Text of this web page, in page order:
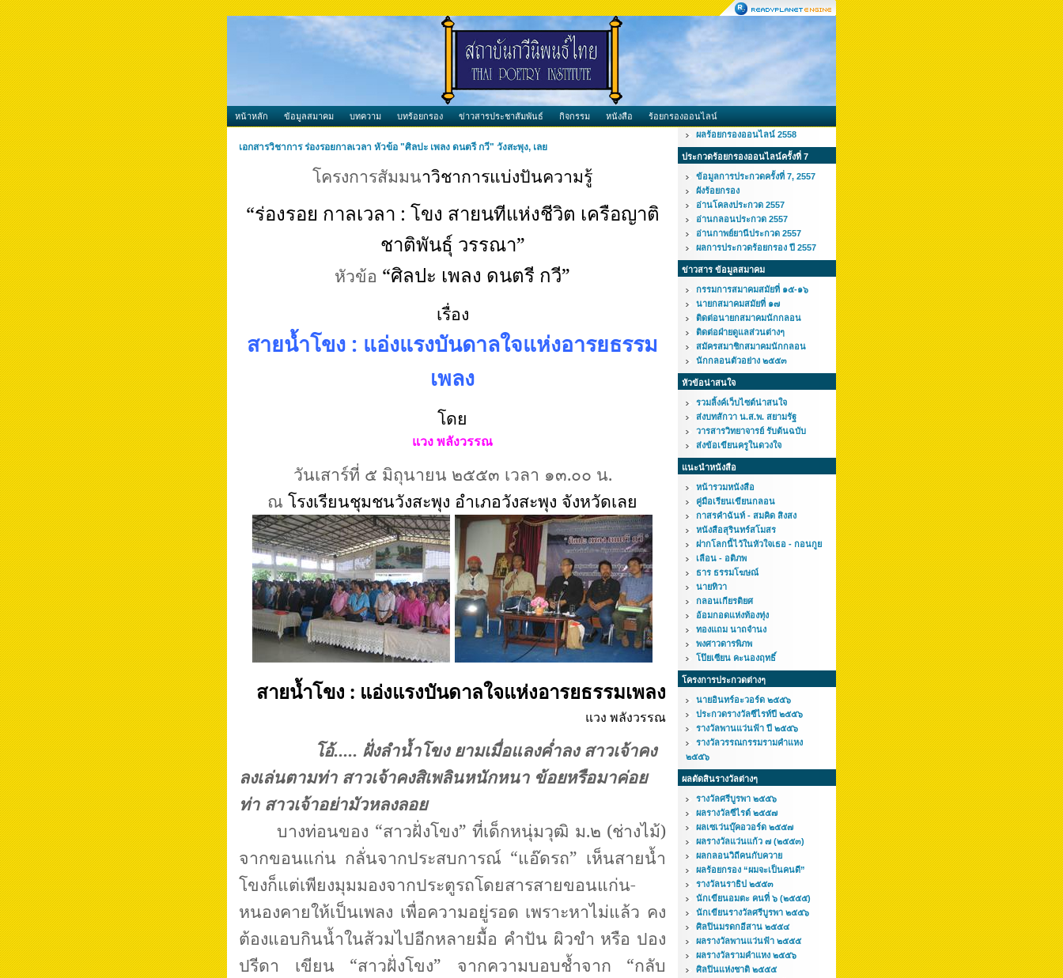
หน้าหลัก ข้อมูลสมาคม บทความ บทร้อยกรอง ข่าวสารประชาสัมพันธ์ กิจกรรม หนังสือ ร้อยกรองออนไลน์
เอกสารวิชาการ ร่องรอยกาลเวลา หัวข้อ "ศิลปะ เพลง ดนตรี กวี" วังสะพุง, เลย
โครงการสัมมนาวิชาการแบ่งปันความรู้
“ร่องรอย กาลเวลา : โขง สายนทีแห่งชีวิต เครือญาติ
ชาติพันธุ์ วรรณา”
หัวข้อ “ศิลปะ เพลง ดนตรี กวี”
เรื่อง
สายน้ำโขง : แอ่งแรงบันดาลใจแห่งอารยธรรม
เพลง
โดย
แวง พลังวรรณ
วันเสาร์ที่ ๕ มิถุนายน ๒๕๕๓ เวลา ๑๓.๐๐ น.
ณ โรงเรียนชุมชนวังสะพุง อำเภอวังสะพุง จังหวัดเลย
สายน้ำโขง : แอ่งแรงบันดาลใจแห่งอารยธรรมเพลง
แวง พลังวรรณ
โอ้..... ฝั่งลำน้ำโขง ยามเมื่อแลงค่ำลง สาวเจ้าคง
ลงเล่นตามท่า สาวเจ้าคงสิเพลินหนักหนา ข้อยหรือมาค่อย
ท่า สาวเจ้าอย่ามัวหลงลอย
บางท่อนของ “สาวฝั่งโขง” ที่เด็กหนุ่มวุฒิ ม.๒ (ช่างไม้)
จากขอนแก่น กลั่นจากประสบการณ์ “แอ๊ดรถ” เห็นสายน้ำ
โขงก็แต่เพียงมุมมองจากประตูรถโดยสารสายขอนแก่น-
หนองคายให้เป็นเพลง เพื่อความอยู่รอด เพราะหาไม่แล้ว คง
ต้องแอบกินน้ำในส้วมไปอีกหลายมื้อ คำปัน ผิวขำ หรือ ปอง
ปรีดา เขียน “สาวฝั่งโขง” จากความบอบช้ำจาก “กลับ
ผลร้อยกรองออนไลน์ 2558
ประกวดร้อยกรองออนไลน์ครั้งที่ 7
ข้อมูลการประกวดครั้งที่ 7, 2557
ผังร้อยกรอง
อ่านโคลงประกวด 2557
อ่านกลอนประกวด 2557
อ่านกาพย์ยานีประกวด 2557
ผลการประกวดร้อยกรอง ปี 2557
ข่าวสาร ข้อมูลสมาคม
กรรมการสมาคมสมัยที่ ๑๕-๑๖
นายกสมาคมสมัยที่ ๑๗
ติดต่อนายกสมาคมนักกลอน
ติดต่อฝ่ายดูแลส่วนต่างๆ
สมัครสมาชิกสมาคมนักกลอน
นักกลอนตัวอย่าง ๒๕๕๓
หัวข้อน่าสนใจ
รวมลิ้งค์เว็บไซต์น่าสนใจ
ส่งบทสักวา น.ส.พ. สยามรัฐ
วารสารวิทยาจารย์ รับต้นฉบับ
ส่งข้อเขียนครูในดวงใจ
แนะนำหนังสือ
หน้ารวมหนังสือ
คู่มือเรียนเขียนกลอน
กาสรคำฉันท์ - สมคิด สิงสง
หนังสือสุรินทร์สโมสร
ฝากโลกนี้ไว้ในหัวใจเธอ - กอนกูย
เลือน - อติภพ
ธาร ธรรมโฆษณ์
นายทิวา
กลอนเกียรติยศ
อ้อมกอดแห่งท้องทุ่ง
ทองแถม นาถจำนง
พงศาวดารพิภพ
โป๊ยเซียน คะนองฤทธิ์
โครงการประกวดต่างๆ
นายอินทร์อะวอร์ด ๒๕๕๖
ประกวดรางวัลซีไรท์ปี ๒๕๕๖
รางวัลพานแว่นฟ้า ปี ๒๕๕๖
รางวัลวรรณกรรมรามคำแหง
๒๕๕๖
ผลตัดสินรางวัลต่างๆ
รางวัลศรีบูรพา ๒๕๕๖
ผลรางวัลซีไรต์ ๒๕๕๗
ผลเซเว่นบุ๊คอวอร์ด ๒๕๕๗
ผลรางวัลแว่นแก้ว ๗ (๒๕๕๓)
ผลกลอนวิถีคนกับควาย
ผลร้อยกรอง “ผมจะเป็นคนดี”
รางวัลนราธิป ๒๕๕๓
นักเขียนอมตะ คนที่ ๖ (๒๕๕๕)
นักเขียนรางวัลศรีบูรพา ๒๕๕๖
ศิลปินมรดกอีสาน ๒๕๕๔
ผลรางวัลพานแว่นฟ้า ๒๕๕๕
ผลรางวัลรามคำแหง ๒๕๕๖
ศิลปินแห่งชาติ ๒๕๕๕